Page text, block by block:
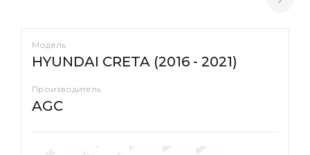
Модель
HYUNDAI CRETA (2016 - 2021)
Производитель
AGC